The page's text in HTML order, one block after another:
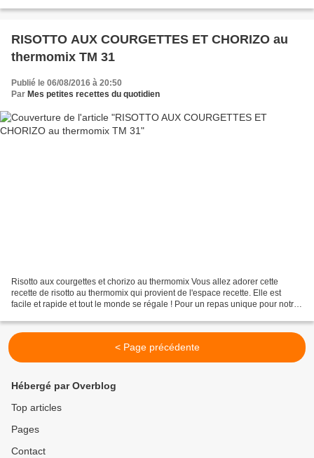
RISOTTO AUX COURGETTES ET CHORIZO au
thermomix TM 31
Publié le 06/08/2016 à 20:50
Par Mes petites recettes du quotidien
Risotto aux courgettes et chorizo au thermomix Vous allez adorer cette
recette de risotto au thermomix qui provient de l'espace recette. Elle est
facile et rapide et tout le monde se régale ! Pour un repas unique pour notre
< Page précédente
Hébergé par Overblog
Top articles
Pages
Contact